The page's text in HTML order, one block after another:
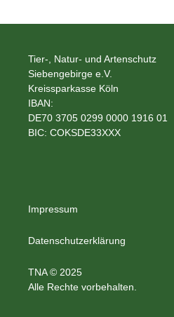
Tier-, Natur- und Artenschutz
Siebengebirge e.V.
Kreissparkasse Köln
IBAN:
DE70 3705 0299 0000 1916 01
BIC: COKSDE33XXX
Impressum
Datenschutzerklärung
TNA © 2025
Alle Rechte vorbehalten.